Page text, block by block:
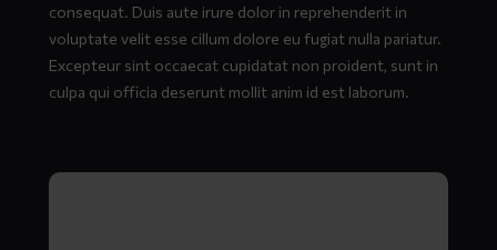
consequat. Duis aute irure dolor in reprehenderit in
voluptate velit esse cillum dolore eu fugiat nulla pariatur.
Excepteur sint occaecat cupidatat non proident, sunt in
culpa qui officia deserunt mollit anim id est laborum.